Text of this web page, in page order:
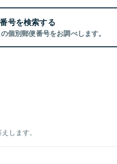
号を検索する
個別郵便番号をお調べします。
します。